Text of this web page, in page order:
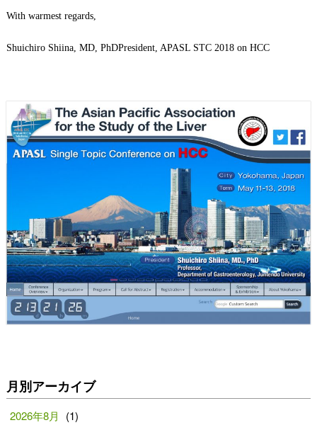
With warmest regards,
Shuichiro Shiina, MD, PhDPresident, APASL STC 2018 on HCC
月別アーカイブ
2026年8月
(1)